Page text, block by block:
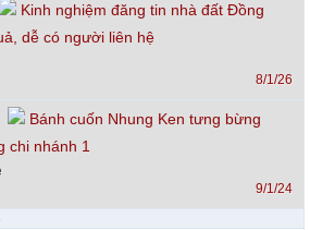
Kinh nghiệm đăng tin nhà đất Đồng
dễ có người liên hệ
8/1/26
Bánh cuốn Nhung Ken tưng bừng
chi nhánh 1
9/1/24